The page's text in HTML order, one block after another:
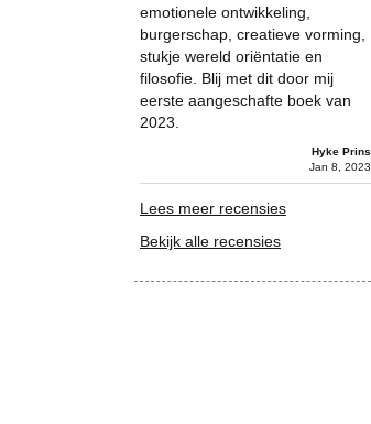
emotionele ontwikkeling,
burgerschap, creatieve vorming,
stukje wereld oriëntatie en
filosofie. Blij met dit door mij
eerste aangeschafte boek van
2023.
Hyke Prins
Jan 8, 2023
Lees meer recensies
Bekijk alle recensies